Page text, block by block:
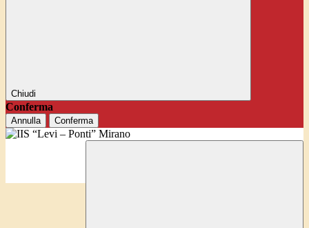
Chiudi
Conferma
Annulla Conferma